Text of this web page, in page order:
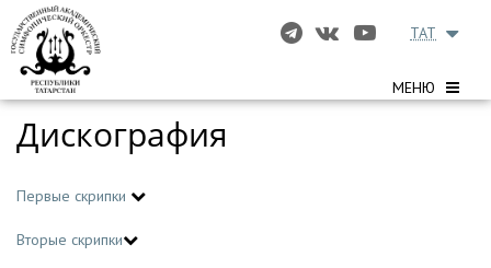
МЕНЮ
TAT
Дискография
Первые скрипки
Вторые скрипки